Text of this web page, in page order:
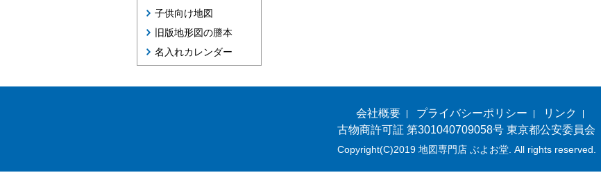
子供向け地図
旧版地形図の謄本
名入れカレンダー
会社概要 プライバシーポリシー
リンク
古物商許可証 第301040709058号 東京都公安委員会
Copyright(C)2019 地図専門店 ぶよお堂. All rights reserved.